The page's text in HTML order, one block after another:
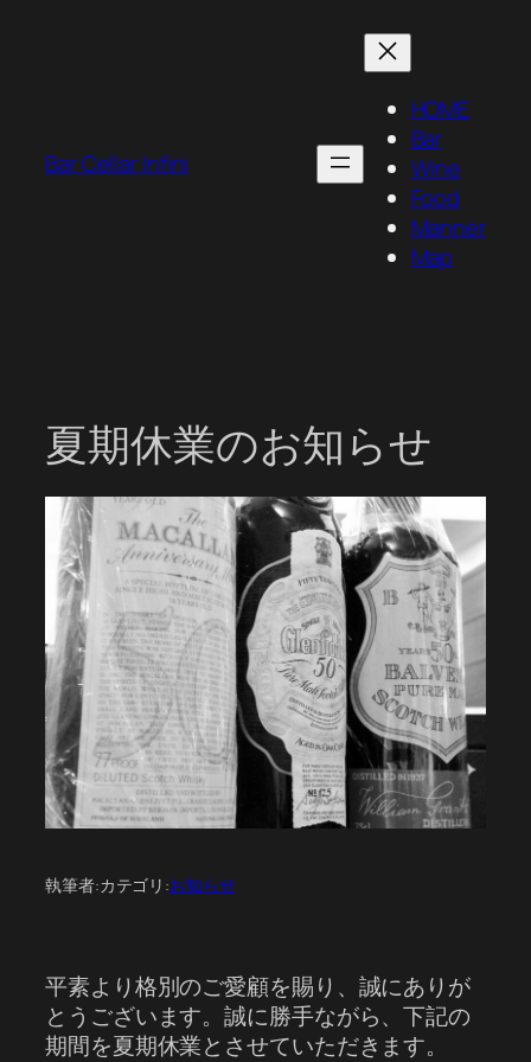
Bar Cellar Infini
HOME
Bar
Wine
Food
Manner
Map
夏期休業のお知らせ
執筆者:カテゴリ:お知らせ
平素より格別のご愛顧を賜り、誠にありが
とうございます。誠に勝手ながら、下記の
期間を夏期休業とさせていただきます。